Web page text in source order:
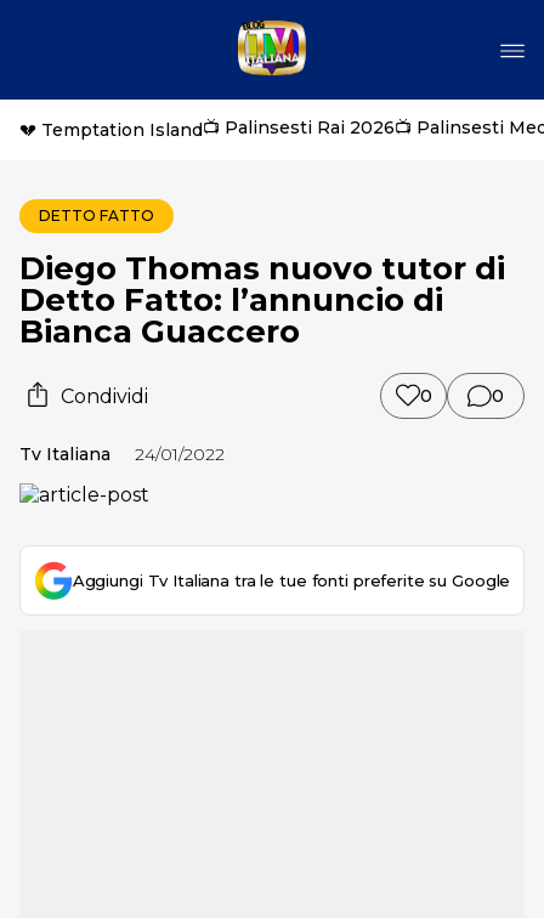
💔 Temptation Island📺 Palinsesti Rai 2026📺 Palinsesti
DETTO FATTO
Diego Thomas nuovo tutor di
Detto Fatto: l’annuncio di
Bianca Guaccero
Condividi 0 0
Tv Italiana 24/01/2022
Aggiungi Tv Italiana tra le tue fonti preferite su Google